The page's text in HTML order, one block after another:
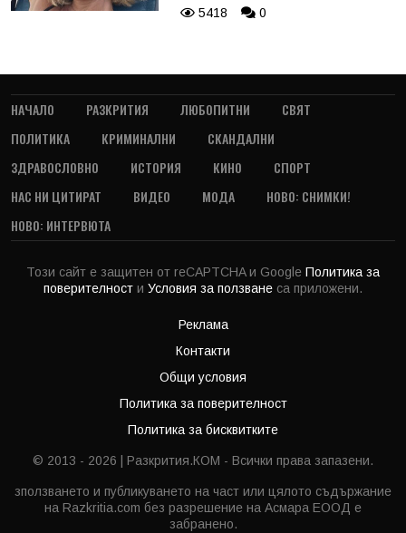
5418 0
НАЧАЛО РАЗКРИТИЯ ЛЮБОПИТНИ
СВЯТ
ПОЛИТИКА
КРИМИНАЛНИ
СКАНДАЛНИ
ЗДРАВОСЛОВНО
ИСТОРИЯ КИНО
СПОРТ
НАС НИ ЦИТИРАТ
ВИДЕО МОДА
НОВО: СНИМКИ!
НОВО: ИНТЕРВЮТА
Този сайт е защитен от reCAPTCHA и Google Политика за
поверителност и Условия за ползване са приложени.
Реклама
Контакти
Общи условия
Политика за поверителност
Политика за бисквитките
© 2013 - 2026 | Разкрития.КОМ - Всички права запазени.
зползването и публикуването на част или цялото съдържание
на Razkritia.com без разрешение на Асмара ЕООД е
забранено.